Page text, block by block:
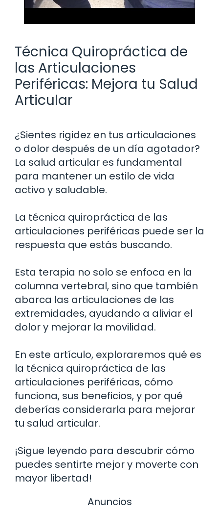
Técnica Quiropráctica de
las Articulaciones
Periféricas: Mejora tu Salud
Articular
¿Sientes rigidez en tus articulaciones
o dolor después de un día agotador?
La salud articular es fundamental
para mantener un estilo de vida
activo y saludable.
La técnica quiropráctica de las
articulaciones periféricas puede ser la
respuesta que estás buscando.
Esta terapia no solo se enfoca en la
columna vertebral, sino que también
abarca las articulaciones de las
extremidades, ayudando a aliviar el
dolor y mejorar la movilidad.
En este artículo, exploraremos qué es
la técnica quiropráctica de las
articulaciones periféricas, cómo
funciona, sus beneficios, y por qué
deberías considerarla para mejorar
tu salud articular.
¡Sigue leyendo para descubrir cómo
puedes sentirte mejor y moverte con
mayor libertad!
Anuncios